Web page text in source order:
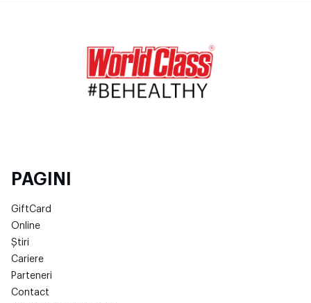
PAGINI
GiftCard
Online
Știri
Cariere
Parteneri
Contact